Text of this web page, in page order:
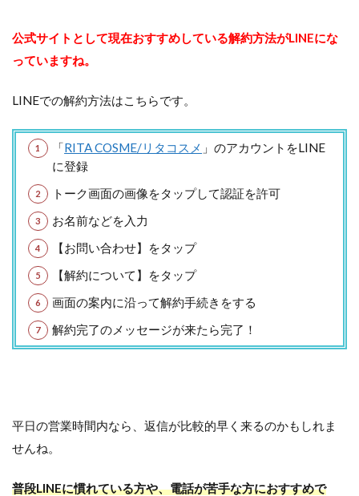
公式サイトとして現在おすすめしている解約方法がLINEにな
っていますね。
LINEでの解約方法はこちらです。
「RITA COSME/リタコスメ 」のアカウントをLINE
に登録
トーク画面の画像をタップして認証を許可
お名前などを入力
【お問い合わせ】をタップ
【解約について】をタップ
画面の案内に沿って解約手続きをする
解約完了のメッセージが来たら完了！
平日の営業時間内なら、返信が比較的早く来るのかもしれま
せんね。
普段LINEに慣れている方や、電話が苦手な方におすすめで